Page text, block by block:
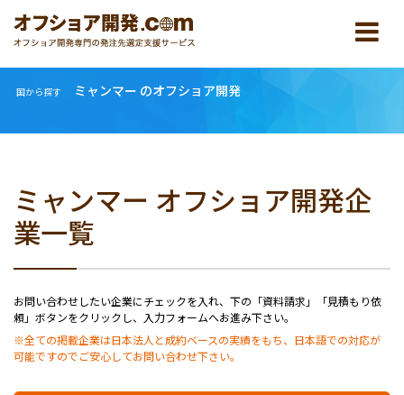
国から探す ミャンマー のオフショア開発
ミャンマー オフショア開発企
業一覧
お問い合わせしたい企業にチェックを入れ、下の「資料請求」「見積もり依
頼」ボタンをクリックし、入力フォームへお進み下さい。
※全ての掲載企業は日本法人と成約ベースの実績をもち、日本語での対応が
可能ですのでご安心してお問い合わせ下さい。